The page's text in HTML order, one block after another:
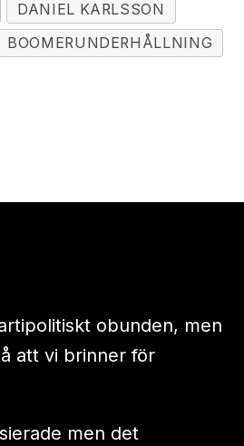
DANIEL KARLSSON
BOOMERUNDERHÅLLNING
obunden, men
att vi brinner för
men det